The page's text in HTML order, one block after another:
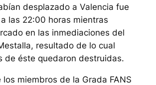
desplazado a Valencia fue
las 22:00 horas mientras
en las inmediaciones del
resultado de lo cual
de éste quedaron destruidas.
los miembros de la Grada FANS